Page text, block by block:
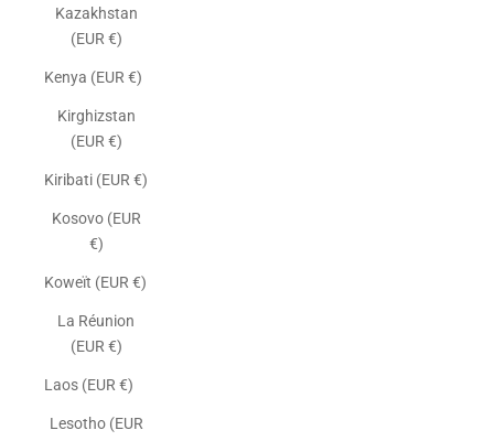
Kazakhstan
(EUR €)
Kenya (EUR €)
Kirghizstan
(EUR €)
Kiribati (EUR €)
Kosovo (EUR
€)
Koweït (EUR €)
La Réunion
(EUR €)
Laos (EUR €)
Lesotho (EUR